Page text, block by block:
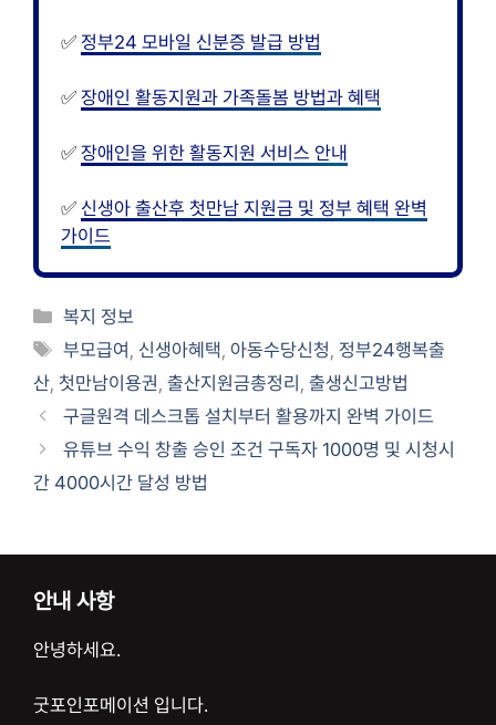
✅ 정부24 모바일 신분증 발급 방법
✅ 장애인 활동지원과 가족돌봄 방법과 혜택
✅ 장애인을 위한 활동지원 서비스 안내
✅ 신생아 출산후 첫만남 지원금 및 정부 혜택 완벽
가이드
카
테
리
복지 정보
태
그
부모급여 신생아혜택 ,아동수당신청 ,정부24행복출
산 첫만남이용권 출산지원금총정리 출생신고방법
구글원격 데스크톱 설치부터 활용까지 완벽 가이드
유튜브 수익 창출 승인 조건 구독자 1000명 및 시청시
간 4000시간 달성 방법
안내 사항
안녕하세요.
굿포인포메이션 입니다.